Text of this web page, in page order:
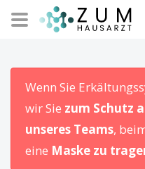
Wenn Sie
wir Sie zum Schutz
unseres Teams,
eine Maske zu